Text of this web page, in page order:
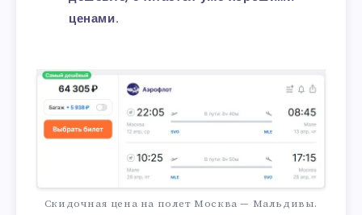
ценами.
Скидочная цена на полет Москва — Мальдивы.